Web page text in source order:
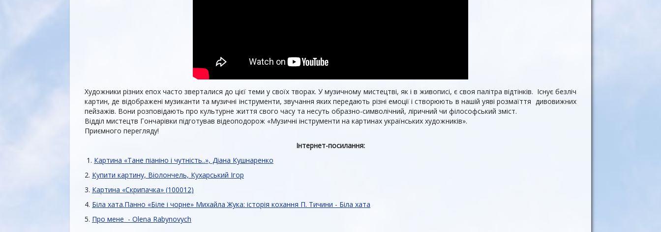
Художники різних епох часто зверталися до цієї теми у своїх творах. У музичному мистецтві, як і в живописі, є своя палітра відтінків. Існує безліч
картин, де відображені музиканти та музичні інструменти, звучання яких передають різні емоції і створюють в нашій уяві розмаїття дивовижних
пейзажів. Вони розповідають про культурне життя свого часу та несуть образно-символічний, ліричний чи філософський зміст.
Відділ мистецтв Гончарівки підготував відеоподорож «Музичні інструменти на картинах українських художників».
Приємного перегляду!
Інтернет-посилання:
1. Картина «Тане піаніно і чутність..», Діана Кушнаренко
2. Купити картину, Віолончель, Кухарський Ігор
3. Картина «Скрипачка» (100012)
4. Біла хата.Панно «Біле і чорне» Михайла Жука: історія кохання П. Тичини - Біла хата
5. Про мене - Olena Rabynovych